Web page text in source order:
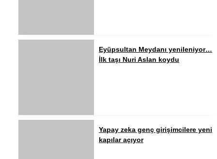
Eyüpsultan Meydanı yenileniyor…
İlk taşı Nuri Aslan koydu
Yapay zeka genç girişimcilere yeni
kapılar açıyor